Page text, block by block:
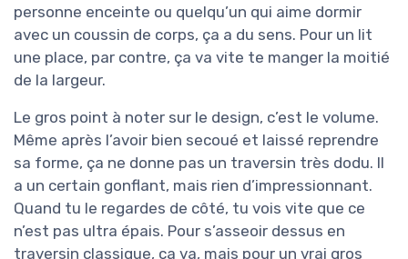
personne enceinte ou quelqu’un qui aime dormir
avec un coussin de corps, ça a du sens. Pour un lit
une place, par contre, ça va vite te manger la moitié
de la largeur.
Le gros point à noter sur le design, c’est le volume.
Même après l’avoir bien secoué et laissé reprendre
sa forme, ça ne donne pas un traversin très dodu. Il
a un certain gonflant, mais rien d’impressionnant.
Quand tu le regardes de côté, tu vois vite que ce
n’est pas ultra épais. Pour s’asseoir dessus en
traversin classique, ça va, mais pour un vrai gros